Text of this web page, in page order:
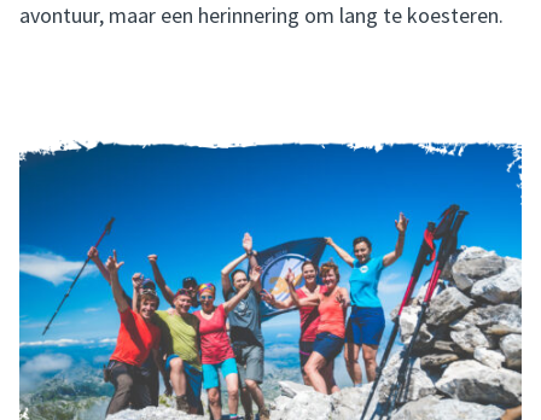
avontuur, maar een herinnering om lang te koesteren.